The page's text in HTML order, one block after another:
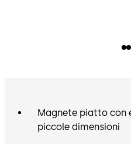
Magnete piatto con
piccole dimensioni